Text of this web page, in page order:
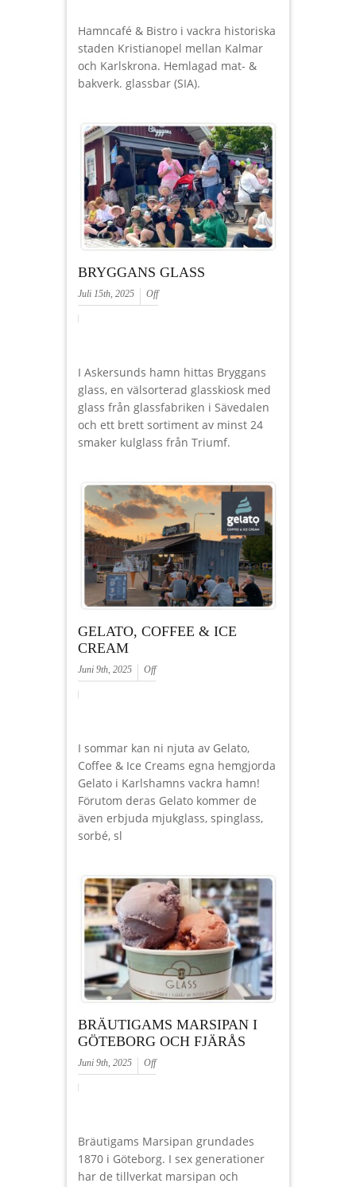
Hamncafé & Bistro i vackra historiska
staden Kristianopel mellan Kalmar
och Karlskrona. Hemlagad mat- &
bakverk. glassbar (SIA).
BRYGGANS GLASS
Juli 15th, 2025 Off
I Askersunds hamn hittas Bryggans
glass, en välsorterad glasskiosk med
glass från glassfabriken i Sävedalen
och ett brett sortiment av minst 24
smaker kulglass från Triumf.
GELATO, COFFEE & ICE
CREAM
Juni 9th, 2025 Off
I sommar kan ni njuta av Gelato,
Coffee & Ice Creams egna hemgjorda
Gelato i Karlshamns vackra hamn!
Förutom deras Gelato kommer de
även erbjuda mjukglass, spinglass,
sorbé, sl
BRÄUTIGAMS MARSIPAN I
GÖTEBORG OCH FJÄRÅS
Juni 9th, 2025 Off
Bräutigams Marsipan grundades
1870 i Göteborg. I sex generationer
har de tillverkat marsipan och